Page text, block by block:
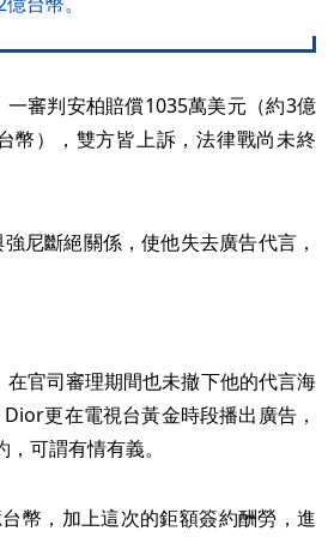
審判安柏賠償1035萬美元（約3億
幣），雙方皆上訴，法律戰尚未終
尼斷絕關係，使他失去廣告代言，
官司審理期間也未撤下他的代言海
更在電視台黃金時段播出廣告，
可謂有情有義。
幣，加上這次的鉅額簽約酬勞，進